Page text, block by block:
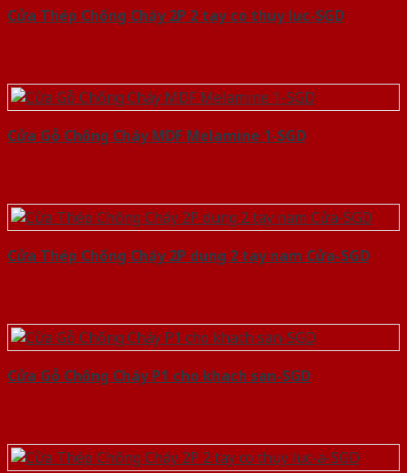
Cửa Thép Chống Cháy 2P 2 tay co thuy luc-SGD
Cửa Gỗ Chống Cháy MDF Melamine 1-SGD
Cửa Thép Chống Cháy 2P dung 2 tay nam Cửa-SGD
Cửa Gỗ Chống Cháy P1 cho khach san-SGD